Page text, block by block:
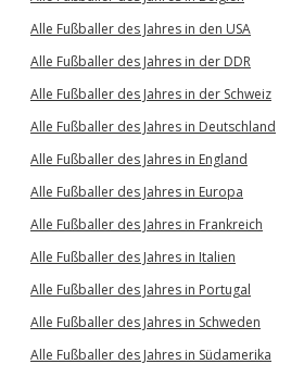
Alle Fußballer des Jahres in den USA
Alle Fußballer des Jahres in der DDR
Alle Fußballer des Jahres in der Schweiz
Alle Fußballer des Jahres in Deutschland
Alle Fußballer des Jahres in England
Alle Fußballer des Jahres in Europa
Alle Fußballer des Jahres in Frankreich
Alle Fußballer des Jahres in Italien
Alle Fußballer des Jahres in Portugal
Alle Fußballer des Jahres in Schweden
Alle Fußballer des Jahres in Südamerika